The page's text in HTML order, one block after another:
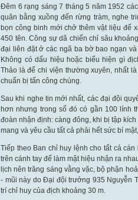
Đêm 6 rạng sáng 7 tháng 5 năm 1952
quân bằng xuồng đến rừng tràm, nghe
bọn công binh mới chở thêm vật liệu để
450 tên. Công sự dã chiến chỉ sâu
đại liên đặt ở các ngã ba bờ bao ngạn
Không có dấu hiệu hoặc biểu hiện gì
Thảo là để chi viện thường xuyên, nhất
chuẩn bị tấn công chúng.
Sau khi nghe tin mới nhất, các đại đội
hơn nhưng trong số đó có gần 100 lính
đoàn nhận định: càng đông, khi bị tập
mang và yêu cầu tất cả phải hết sức bí
Tiếp theo Ban chỉ huy lệnh cho tất cả
trên cánh tay để làm mật hiệu nhận ra
lịch nên trăng sáng vằng vặc, bộ phận
- mũi này do Đại đội trưởng 935 Nguyễn
trí chỉ huy của địch khoảng 30 m.